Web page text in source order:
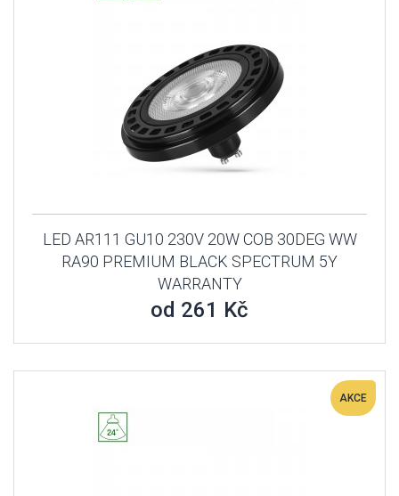
LED AR111 GU10 230V 20W COB 30DEG WW
RA90 PREMIUM BLACK SPECTRUM 5Y
WARRANTY
od 261 Kč
AKCE